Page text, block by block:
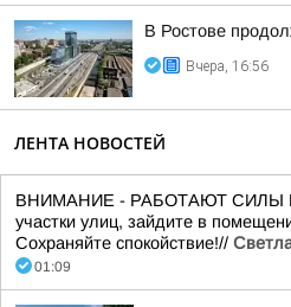
В Ростове
Вчера, 16:56
ЛЕНТА НОВОСТЕЙ
ВНИМАНИЕ - РАБОТАЮТ СИЛЫ
участки улиц, зайдите в
Сохраняйте спокойствие!//
01:09